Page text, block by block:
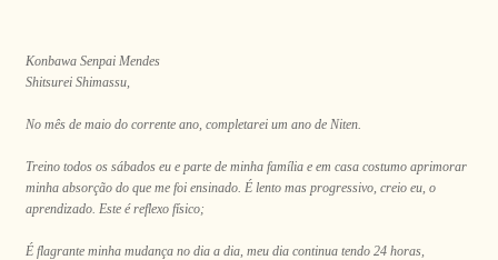
Konbawa Senpai Mendes
Shitsurei Shimassu,
No mês de maio do corrente ano, completarei um ano de Niten.
Treino todos os sábados eu e parte de minha família e em casa costumo aprimorar
minha absorção do que me foi ensinado. É lento mas progressivo, creio eu, o
aprendizado. Este é reflexo físico;
É flagrante minha mudança no dia a dia, meu dia continua tendo 24 horas,